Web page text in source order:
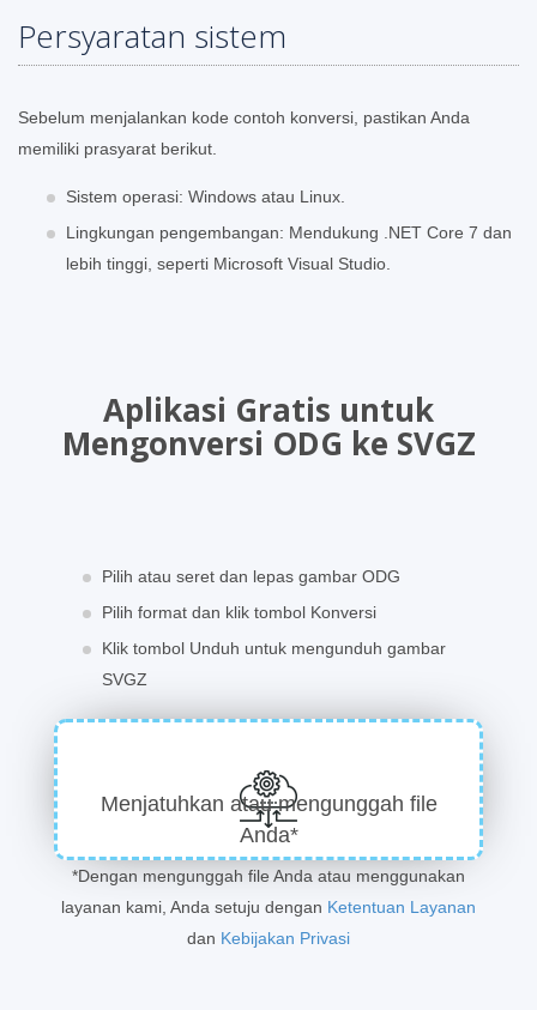
Persyaratan sistem
Sebelum menjalankan kode contoh konversi, pastikan Anda
memiliki prasyarat berikut.
Sistem operasi: Windows atau Linux.
Lingkungan pengembangan: Mendukung .NET Core 7 dan
lebih tinggi, seperti Microsoft Visual Studio.
Aplikasi Gratis untuk
Mengonversi ODG ke SVGZ
Pilih atau seret dan lepas gambar ODG
Pilih format dan klik tombol Konversi
Klik tombol Unduh untuk mengunduh gambar
SVGZ
Menjatuhkan atau mengunggah file
Anda*
*Dengan mengunggah file Anda atau menggunakan
layanan kami, Anda setuju dengan Ketentuan Layanan
dan Kebijakan Privasi